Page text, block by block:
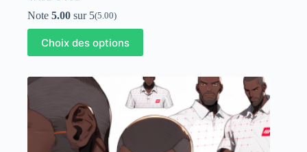
Note 5.00 sur 5(5.00)
Choix des options
produit
a
variations.
Les
options
peuvent
choisies